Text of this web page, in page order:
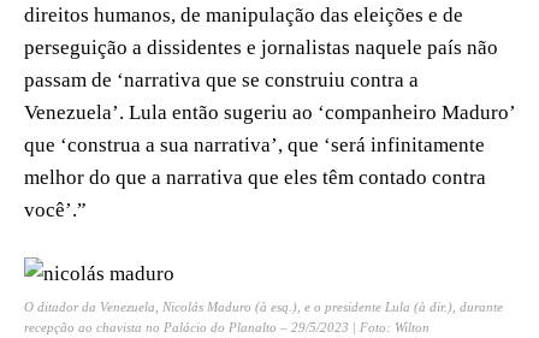
direitos humanos, de manipulação das eleições e de
perseguição a dissidentes e jornalistas naquele país não
passam de ‘narrativa que se construiu contra a
Venezuela’. Lula então sugeriu ao ‘companheiro Maduro’
que ‘construa a sua narrativa’, que ‘será infinitamente
melhor do que a narrativa que eles têm contado contra
você’.”
O ditador da Venezuela, Nicolás Maduro (à esq.), e o presidente Lula (à dir.), durante
recepção ao chavista no Palácio do Planalto – 29/5/2023 | Foto: Wilton